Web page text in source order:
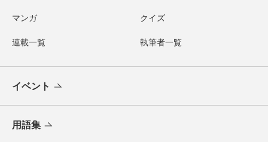
マンガ クイズ
連載一覧 執筆者一覧
イベント
用語集